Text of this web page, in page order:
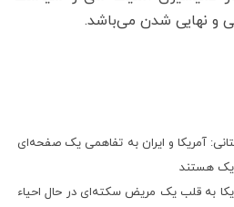
و نهایی شدن می‌باشد.
آمریکا و ایران به تفاهمی یک صفحه‌ای
هستند
به قلب یک مریض سکته‌ای در حال احیاء